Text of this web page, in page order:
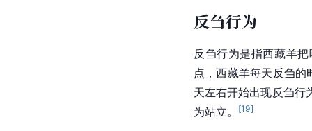
反刍行为
反刍行为是指西藏羊
点，西藏羊每天反刍
天左右开始出现反刍行
为站立。
[19]